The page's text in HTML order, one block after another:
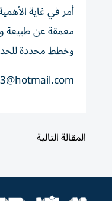
أمر في غاية
معمقة عن طبيعة
وخطط محددة
المقالة التالية